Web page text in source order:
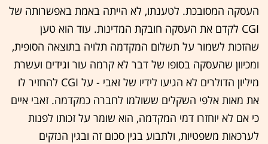
העסקה המסובכת. לטענתו, לא הייתה באמת באפשרותה של
CGI לקדם את העסקה חובקת המדינות. עוד הוא טען
שהזכות לשמור על תשלום המקדמה תלויה בתוצאה הסופית,
ומכיוון שהעסקה בסופו של דבר לא קרמה עור וגידים ועשרת
מיליון הדולרים לא הגיעו לידיו של זאבי - על CGI להחזיר לו
את מאות אלפי השקלים ששולמו לחברה כמקדמה. זאבי איים
כי אם לא יוחזרו דמי המקדמה, הוא שומר על זכותו לפנות
לערכאות משפטיות, ולתבוע בגין סכום זה ובגין הנזקים